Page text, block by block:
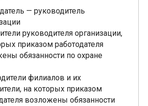
— руководитель
руководителя организации,
приказом работодателя
обязанности по охране
филиалов и их
на которых приказом
возложены обязанности